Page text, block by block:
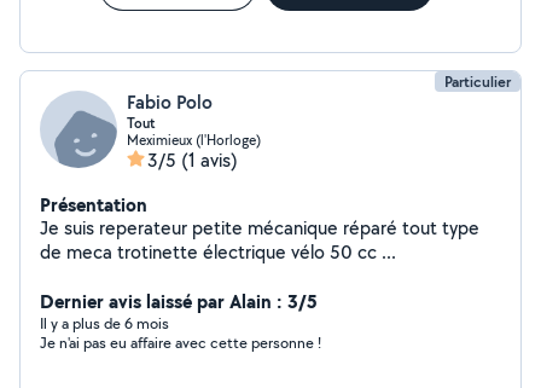
Particulier
Fabio Polo
Tout
Meximieux (l'Horloge)
3/5 (1 avis)
Présentation
Je suis reperateur petite mécanique réparé tout type
de meca trotinette électrique vélo 50 cc ...
Dernier avis laissé par Alain : 3/5
Il y a plus de 6 mois
Je n'ai pas eu affaire avec cette personne !